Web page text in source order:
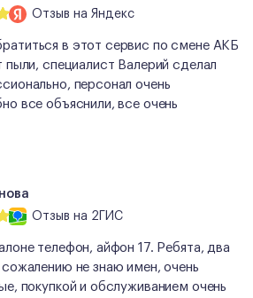
Отзыв на Яндекс
в этот сервис по смене АКБ
пыли, специалист Валерий сделал
персонал очень
все объяснили, все очень
Отзыв на 2ГИС
телефон, айфон 17. Ребята, два
не знаю имен, очень
покупкой и обслуживанием очень